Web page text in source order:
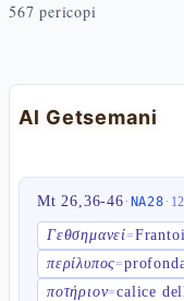
567 pericopi
Al Getsemani
Mt 26,36-46· NA28·
Γεθσημανεί=
περίλυπος=
ποτήριον=calice